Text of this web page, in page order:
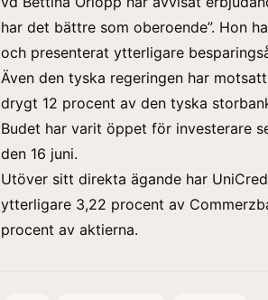
har det bättre som oberoende”. Hon
och presenterat ytterligare
Även den tyska regeringen har
drygt 12 procent av den tyska
Budet har varit öppet för investerare
den 16 juni.
Utöver sitt direkta ägande har
ytterligare 3,22 procent av
procent av aktierna.